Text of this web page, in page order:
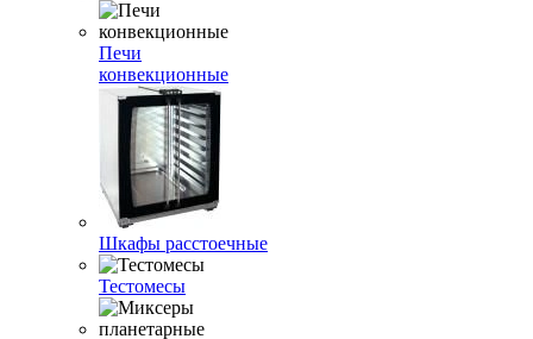
Печи
конвекционные
Шкафы расстоечные
Тестомесы